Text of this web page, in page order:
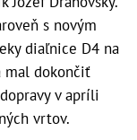
s novým
diaľnice D4 na
mal dokončiť
v apríli
vrtov.